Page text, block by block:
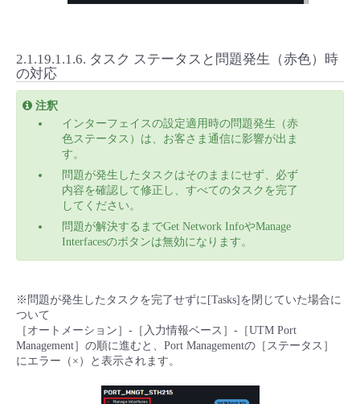
2.1.19.1.1.6. タスク ステータスと問題発生（赤色）時
の対応
注釈
インターフェイスの設定適用時の問題発生（赤
色ステータス）は、お客さま通信に影響が出ま
す。
問題が発生したタスクはそのままにせず、必ず
内容を確認して修正し、すべてのタスクを完了
してください。
問題が解決するまでGet Network InfoやManage
Interfacesのボタンは無効になります。
※問題が発生したタスクを完了せずに[Tasks]を閉じていた場合に
ついて
［オートメーション］-［入力情報ベース］-［UTM Port
Management］の順に進むと、Port Managementの［ステータス］
にエラー（×）と表示されます。